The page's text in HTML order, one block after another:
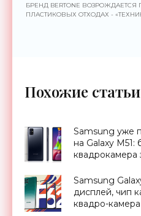
БРЕНД BERTONE
ПЛАСТИКОВЫХ ОТХОДАХ -
Похожие
Samsung уже
на Galaxy
квадрокамера
Samsung
дисплей, чип
квадро-